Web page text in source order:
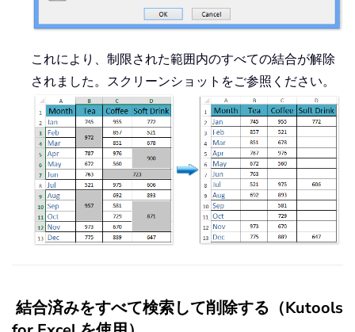
これにより、制限された範囲内のすべての結合が解除
されました。スクリーンショットをご参照ください。
結合済みをすべて検索して削除する（Kutools